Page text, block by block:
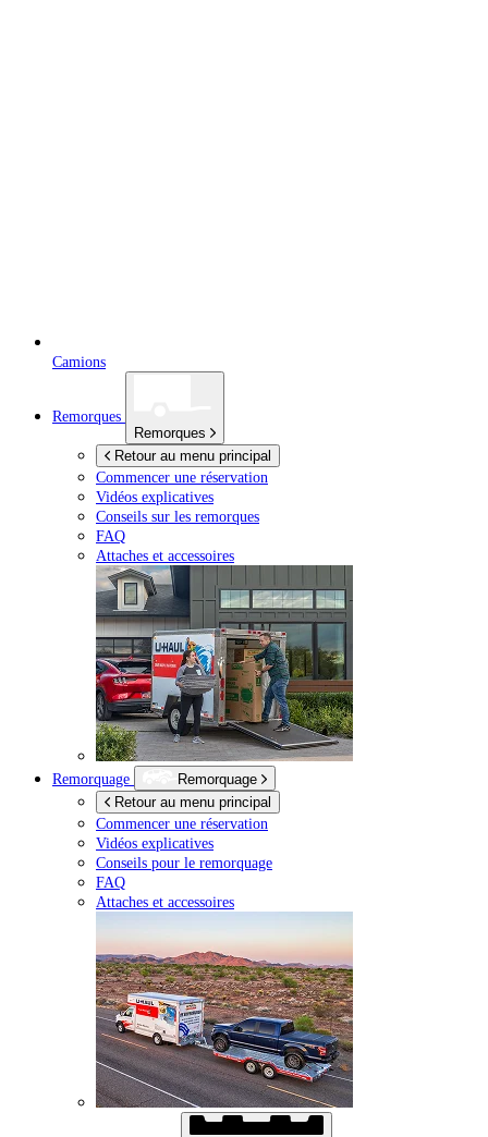
Camions
Remorques
Remorques
Retour au menu principal
Commencer une réservation
Vidéos explicatives
Conseils sur les remorques
FAQ
Attaches et accessoires
Remorquage
Remorquage
Retour au menu principal
Commencer une réservation
Vidéos explicatives
Conseils pour le remorquage
FAQ
Attaches et accessoires